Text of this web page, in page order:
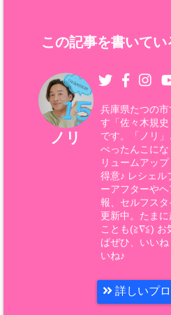
この記事を書いてい
ノリ
兵庫県たつの
す「佐々木規史
です。「ノリ
ぺったんこに
リュームアッ
得意♪ レシェル
ーアフターや
報、セルフス
更新中。たま
ことも(≧∇≦) お
ばぜひ、いい
いね♪
詳しいプ